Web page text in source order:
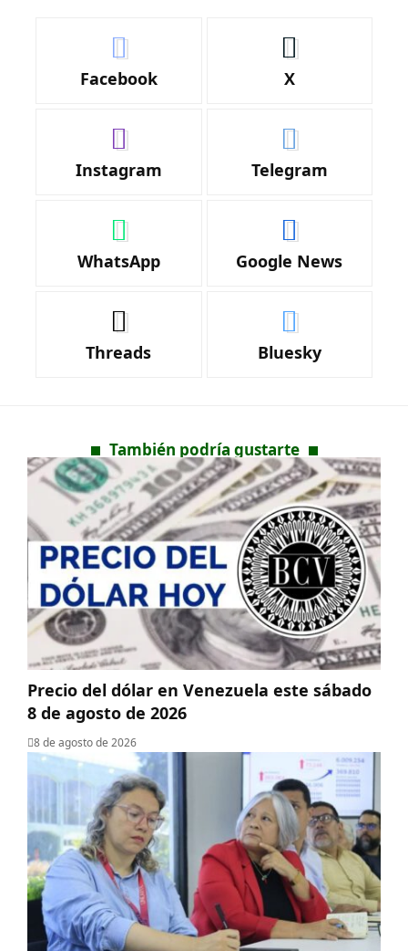
Facebook X
Instagram Telegram
WhatsApp Google News
Threads Bluesky
También podría gustarte
Precio del dólar en Venezuela este sábado
8 de agosto de 2026
8 de agosto de 2026